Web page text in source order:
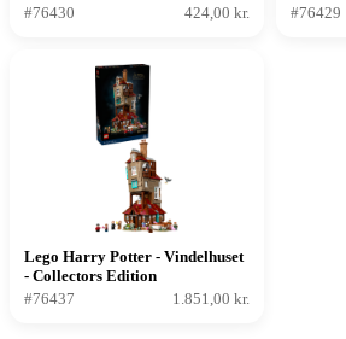
#76430
424,00 kr.
#76429
Lego Harry Potter - Vindelhuset
- Collectors Edition
#76437
1.851,00 kr.